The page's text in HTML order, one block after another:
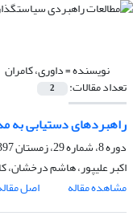
نویسنده =داوری، کامران
تعداد مقالات: 2
راهبردهای دستیابی به
دوره 8، شماره 29، زمستان 1397، صفحه
اکبر علیپور، هاشم درخشان،
مشاهده مقاله
اصل